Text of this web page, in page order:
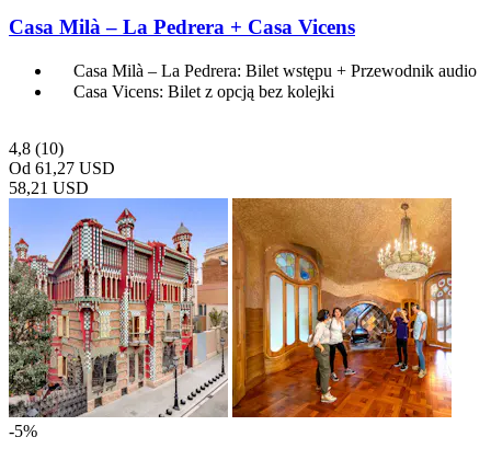
Casa Milà – La Pedrera + Casa Vicens
Casa Milà – La Pedrera: Bilet wstępu + Przewodnik audio
Casa Vicens: Bilet z opcją bez kolejki
4,8 (10)
Od 61,27 USD
58,21 USD
-5%